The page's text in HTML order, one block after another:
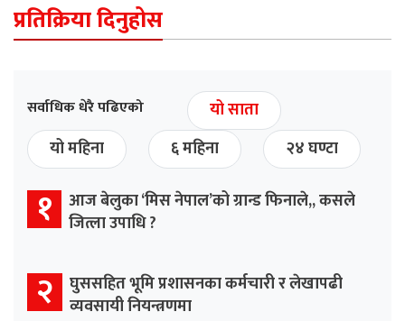
प्रतिक्रिया दिनुहोस
सर्वाधिक धेरै पढिएको
यो साता
यो महिना
६ महिना २४ घण्टा
१ आज बेलुका ‘मिस नेपाल’को ग्रान्ड फिनाले,, कसले
जित्ला उपाधि ?
२ घुससहित भूमि प्रशासनका कर्मचारी र लेखापढी
व्यवसायी नियन्त्रणमा